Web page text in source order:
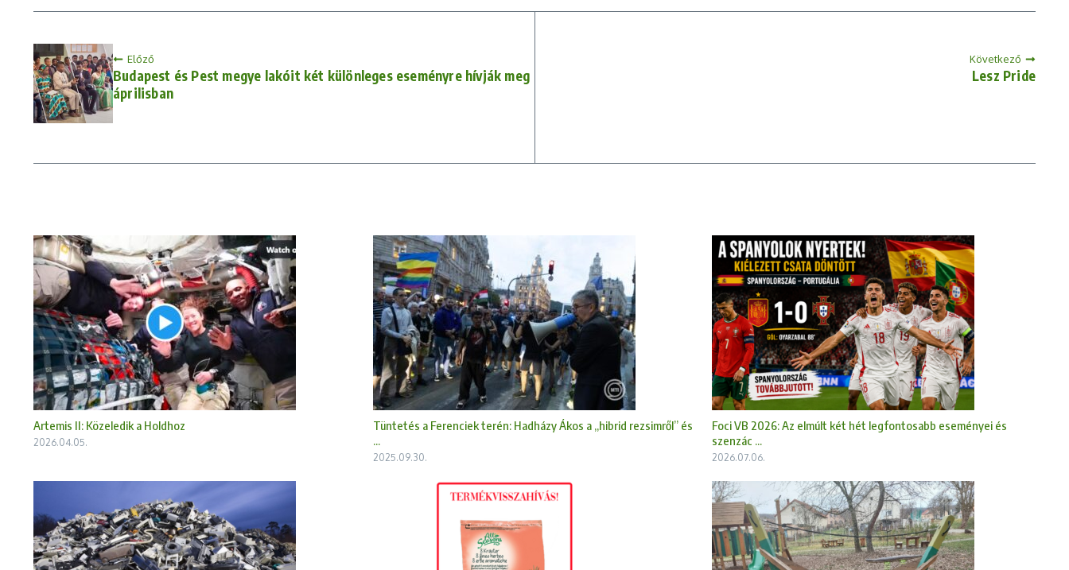
Előző
Budapest és Pest megye lakóit két különleges eseményre hívják meg
áprilisban
Következő
Lesz Pride
Artemis II: Közeledik a Holdhoz
2026.04.05.
Tüntetés a Ferenciek terén: Hadházy Ákos a „hibrid rezsimről” és
...
2025.09.30.
Foci VB 2026: Az elmúlt két hét legfontosabb eseményei és
szenzác ...
2026.07.06.